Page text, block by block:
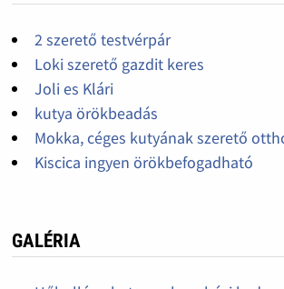
2 szerető testvérpár
Loki szerető gazdit keres
Joli es Klári
kutya örökbeadás
Mokka, céges kutyának szerető
Kiscica ingyen örökbefogadható
GALÉRIA